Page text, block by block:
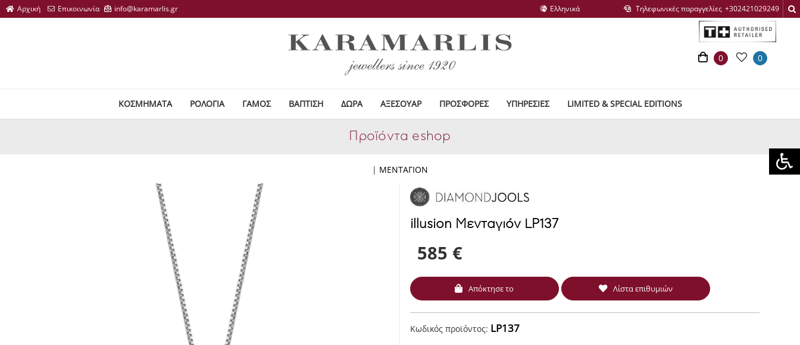
Τηλεφωνικές παραγγελίες
0 0
ΚΟΣΜΗΜΑΤΑ ΡΟΛΟΓΙΑ ΓΑΜΟΣ ΒΑΠΤΙΣΗ ΔΩΡΑ ΑΞΕΣΟΥΑΡ ΠΡΟΣΦΟΡΕΣ ΥΠΗΡΕΣΙΕΣ LIMITED & SPECIAL EDITIONS
Προϊόντα eshop
| ΜΕΝΤΑΓΙΟΝ
illusion Μενταγιόν LP137
585 €
Απόκτησε το Λίστα επιθυμιών
Κωδικός προϊόντος: LP137